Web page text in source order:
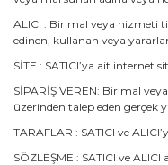
ALICI : Bir mal veya hizmeti
edinen, kullanan veya
SİTE : SATICI’ya ait internet
SİPARİŞ VEREN: Bir mal
üzerinden talep eden gerçek
TARAFLAR : SATICI ve
SÖZLEŞME : SATICI ve ALICI